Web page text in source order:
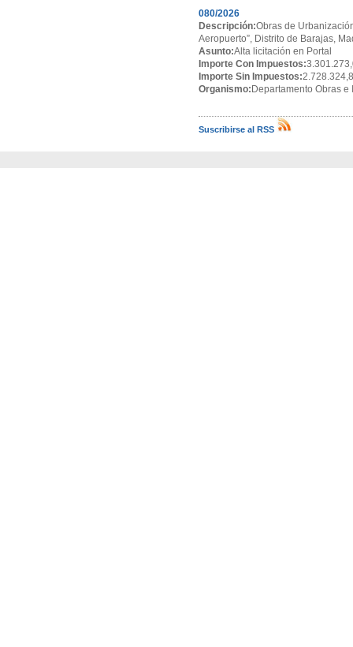
080/2026
Descripción:Obras de
Aeropuerto”, Distrito de Barajas,
Asunto:Alta licitación en Portal
Importe Con Impuestos:
Importe Sin Impuestos:
Organismo: Departamento Obras e
Suscribirse al RSS